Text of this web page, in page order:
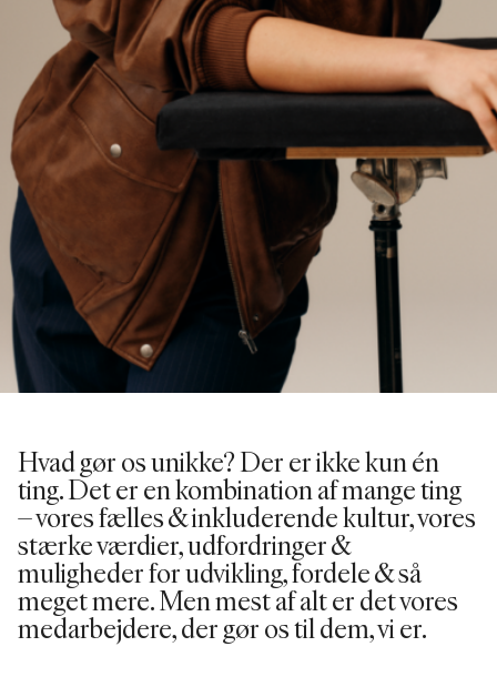
Hvad gør os unikke? Der er ikke kun én
ting. Det er en kombination af mange ting
– vores fælles & inkluderende kultur, vores
stærke værdier, udfordringer &
muligheder for udvikling, fordele & så
meget mere. Men mest af alt er det vores
medarbejdere, der gør os til dem, vi er.